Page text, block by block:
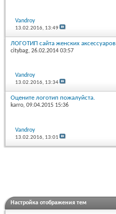
Vandroy
13.02.2016, 13:49
ЛОГОТИП сайта женских аксессуаров
citybag, 26.02.2014 03:57
Vandroy
13.02.2016, 13:34
Оцените логотип пожалуйста.
karro, 09.04.2015 15:36
Vandroy
13.02.2016, 13:01
Настройка отображения тем